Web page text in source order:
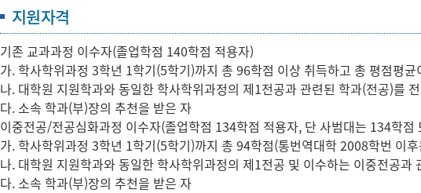
지원자격
기존 교과과정 이수자(졸업학점 140학점 적용자)
가. 학사학위과정 3학년 1학기(5학기)까지 총 96학점 이상 취득하고 총 평점평
나. 대학원 지원학과와 동일한 학사학위과정의 제1전공과 관련된 학과(전공)를
다. 소속 학과(부)장의 추천을 받은 자
이중전공/전공심화과정 이수자(졸업학점 134학점 적용자, 단 사범대는 134학
가. 학사학위과정 3학년 1학기(5학기)까지 총 94학점(통번역대학 2008학번 이
나. 대학원 지원학과와 동일한 학사학위과정의 제1전공 및 이수하는 이중전공과
다. 소속 학과(부)장의 추천을 받은 자